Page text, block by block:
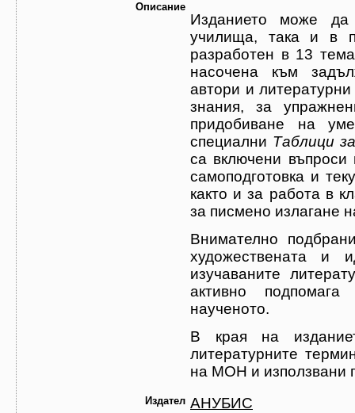
Описание
Изданието може да се използва както в
училища, така и в
разработен в 13
насочена към
автори и литературни творби. Предвидени са текстове за нови
знания, за упражнение, за усвояване на наученото и за
придобиване на умения в съответствие
специални Таблици
са включени въпроси и
самоподготовка и
както и за работа в
за писмено излагане
Внимателно подбраният
художествената и
изучаваните
активно подпомага усвояването и затвърждаването на
наученото.
В края на изданието
литературните
на МОН и
Издател АНУБИС